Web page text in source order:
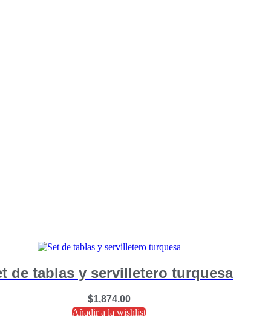
de tablas y servilletero turquesa
$1,874.00
Añadir a la wishlist